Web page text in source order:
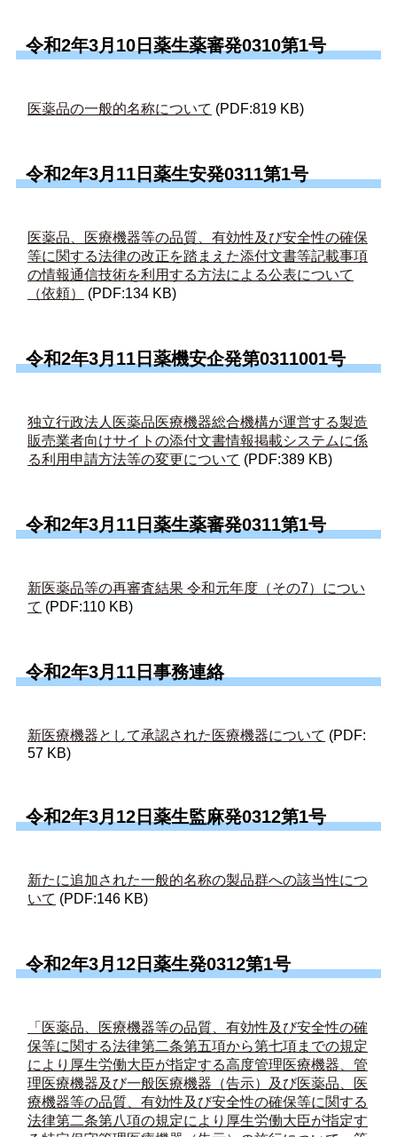
令和2年3月10日薬生薬審発0310第1号
医薬品の一般的名称について (PDF:819 KB)
令和2年3月11日薬生安発0311第1号
医薬品、医療機器等の品質、有効性及び安全性の確保
等に関する法律の改正を踏まえた添付文書等記載事項
の情報通信技術を利用する方法による公表について
（依頼）
(PDF:134 KB)
令和2年3月11日薬機安企発第0311001号
独立行政法人医薬品医療機器総合機構が運営する製造
販売業者向けサイトの添付文書情報掲載システムに係
る利用申請方法等の変更について (PDF:389 KB)
令和2年3月11日薬生薬審発0311第1号
新医薬品等の再審査結果 令和元年度（その7）につい
て (PDF:110 KB)
令和2年3月11日事務連絡
新医療機器として承認された医療機器について (PDF:
57 KB)
令和2年3月12日薬生監麻発0312第1号
新たに追加された一般的名称の製品群への該当性につ
いて (PDF:146 KB)
令和2年3月12日薬生発0312第1号
「医薬品、医療機器等の品質、有効性及び安全性の確
保等に関する法律第二条第五項から第七項までの規定
により厚生労働大臣が指定する高度管理医療機器、管
理医療機器及び一般医療機器（告示）及び医薬品、医
療機器等の品質、有効性及び安全性の確保等に関する
法律第二条第八項の規定により厚生労働大臣が指定す